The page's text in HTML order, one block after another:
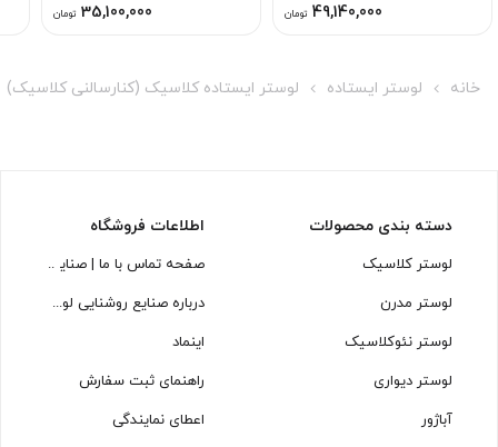
49,140,000 تومان 35,100,000 تومان
خانه لوستر ایستاده لوستر ایستاده کلاسیک (کنارسالنی کلاسیک)
دسته بندی محصولات
لوستر کلاسیک
لوستر مدرن
لوستر نئوکلاسیک
لوستر دیواری
آباژور
اطلاعات فروشگاه
صفحه تماس با ما | صنایع
درباره صنایع روشنایی لوسترسازان
اینماد
راهنمای ثبت سفارش
اعطای نمایندگی